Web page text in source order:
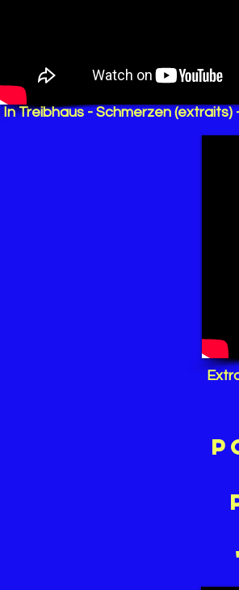
In Treibhaus - Schmerzen (extraits)